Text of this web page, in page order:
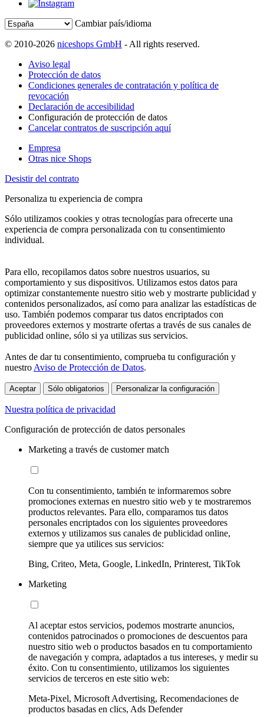
Cambiar país/idioma
© 2010-2026 niceshops GmbH - All rights reserved.
Aviso legal
Protección de datos
Condiciones generales de contratación y política de
revocación
Declaración de accesibilidad
Configuración de protección de datos
Cancelar contratos de suscripción aquí
Empresa
Otras nice Shops
Desistir del contrato
Personaliza tu experiencia de compra
Sólo utilizamos cookies y otras tecnologías para ofrecerte una
experiencia de compra personalizada con tu consentimiento
individual.
Para ello, recopilamos datos sobre nuestros usuarios, su
comportamiento y sus dispositivos. Utilizamos estos datos para
optimizar constantemente nuestro sitio web y mostrarte publicidad y
contenidos personalizados, así como para analizar las estadísticas de
uso. También podemos comparar tus datos encriptados con
proveedores externos y mostrarte ofertas a través de sus canales de
publicidad online, sólo si ya utilizas sus servicios.
Antes de dar tu consentimiento, comprueba tu configuración y
nuestro Aviso de Protección de Datos.
Aceptar Sólo obligatorios Personalizar la configuración
Nuestra política de privacidad
Configuración de protección de datos personales
Marketing a través de customer match
Con tu consentimiento, también te informaremos sobre
promociones externas en nuestro sitio web y te mostraremos
productos relevantes. Para ello, comparamos tus datos
personales encriptados con los siguientes proveedores
externos y utilizamos sus canales de publicidad online,
siempre que ya utilices sus servicios:
Bing, Criteo, Meta, Google, LinkedIn, Printerest, TikTok
Marketing
Al aceptar estos servicios, podemos mostrarte anuncios,
contenidos patrocinados o promociones de descuentos para
nuestro sitio web o productos basados en tu comportamiento
de navegación y compra, adaptados a tus intereses, y medir su
éxito. Con tu consentimiento, utilizamos los siguientes
servicios de terceros en este sitio web:
Meta-Pixel, Microsoft Advertising, Recomendaciones de
productos basadas en clics, Ads Defender